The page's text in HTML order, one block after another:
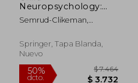
Neuropsychology:
Assessment and
Interventions for
Disorders, 2nd Edition
(en Inglés)
Semrud-Clikeman,
Phyllis Anne
Springer, Tapa Blanda,
Nuevo